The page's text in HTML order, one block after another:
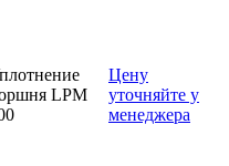
LPM
Цену
уточняйте у
менеджера